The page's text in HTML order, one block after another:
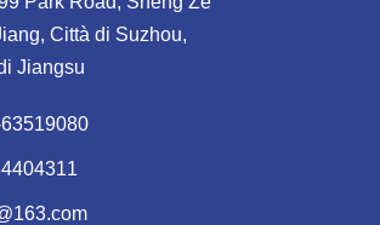
Città di Suzhou,
Jiangsu